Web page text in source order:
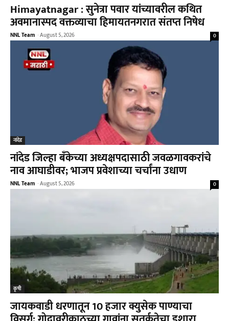
Himayatnagar : सुनेत्रा पवार यांच्यावरील कथित
अवमानास्पद वक्तव्याचा हिमायतनगरात संतप्त निषेध
NNL Team -August 5, 2026 0
नांदेड
नांदेड जिल्हा बँकेच्या अध्यक्षपदासाठी जवळगावकरांचे
नाव आघाडीवर; भाजप प्रवेशाच्या चर्चांना उधाण
NNL Team -August 5, 2026 0
कृषी
जायकवाडी धरणातून 10 हजार क्युसेक पाण्याचा